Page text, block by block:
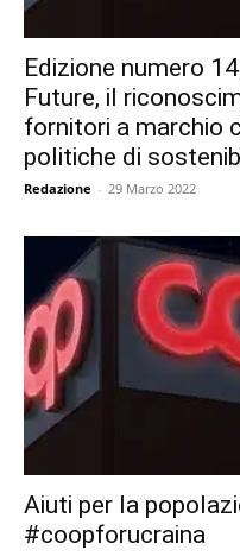
Edizione numero
Future, il
fornitori a marchio
politiche di
Redazione - 29 Marzo 2022
Aiuti per la
#coopforucraina